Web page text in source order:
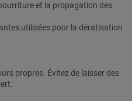
et la propagation des
utilisées pour la dératisation
propres. Évitez de laisser des